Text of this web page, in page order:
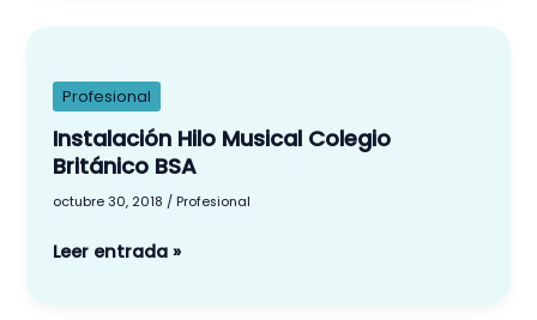
Profesional
Instalación Hilo Musical Colegio
Británico BSA
octubre 30, 2018 / Profesional
Musical
Colegio
Británico
Leer entrada »